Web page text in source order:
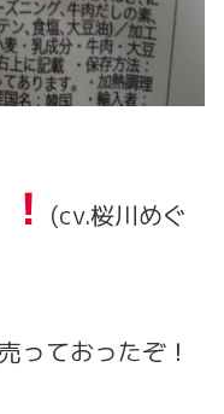
(cv.桜川めぐ
っておったぞ！